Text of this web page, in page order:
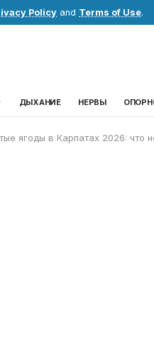
Policy and Terms of Use.
ДЫХАНИЕ НЕРВЫ
ягоды в Карпатах 2026: что